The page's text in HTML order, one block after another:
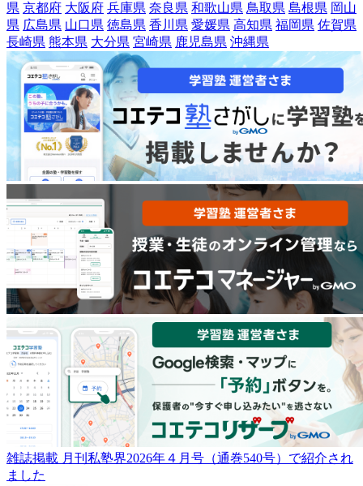
県 京都府 大阪府 兵庫県 奈良県 和歌山県 鳥取県 島根県 岡山
県 広島県 山口県 徳島県 香川県 愛媛県 高知県 福岡県 佐賀県
長崎県 熊本県 大分県 宮崎県 鹿児島県 沖縄県
雑誌掲載 月刊私塾界2026年４月号（通巻540号）で紹介され
ました